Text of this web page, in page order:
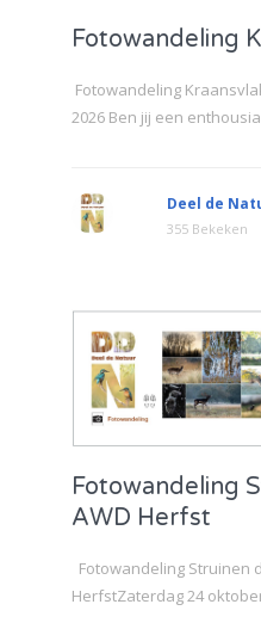
Fotowandeling
Fotowandeling
2026 Ben jij een
Deel de
355 Bekeken
Fotowandeling
AWD Herfst
Fotowandeling Struinen
HerfstZaterdag 24